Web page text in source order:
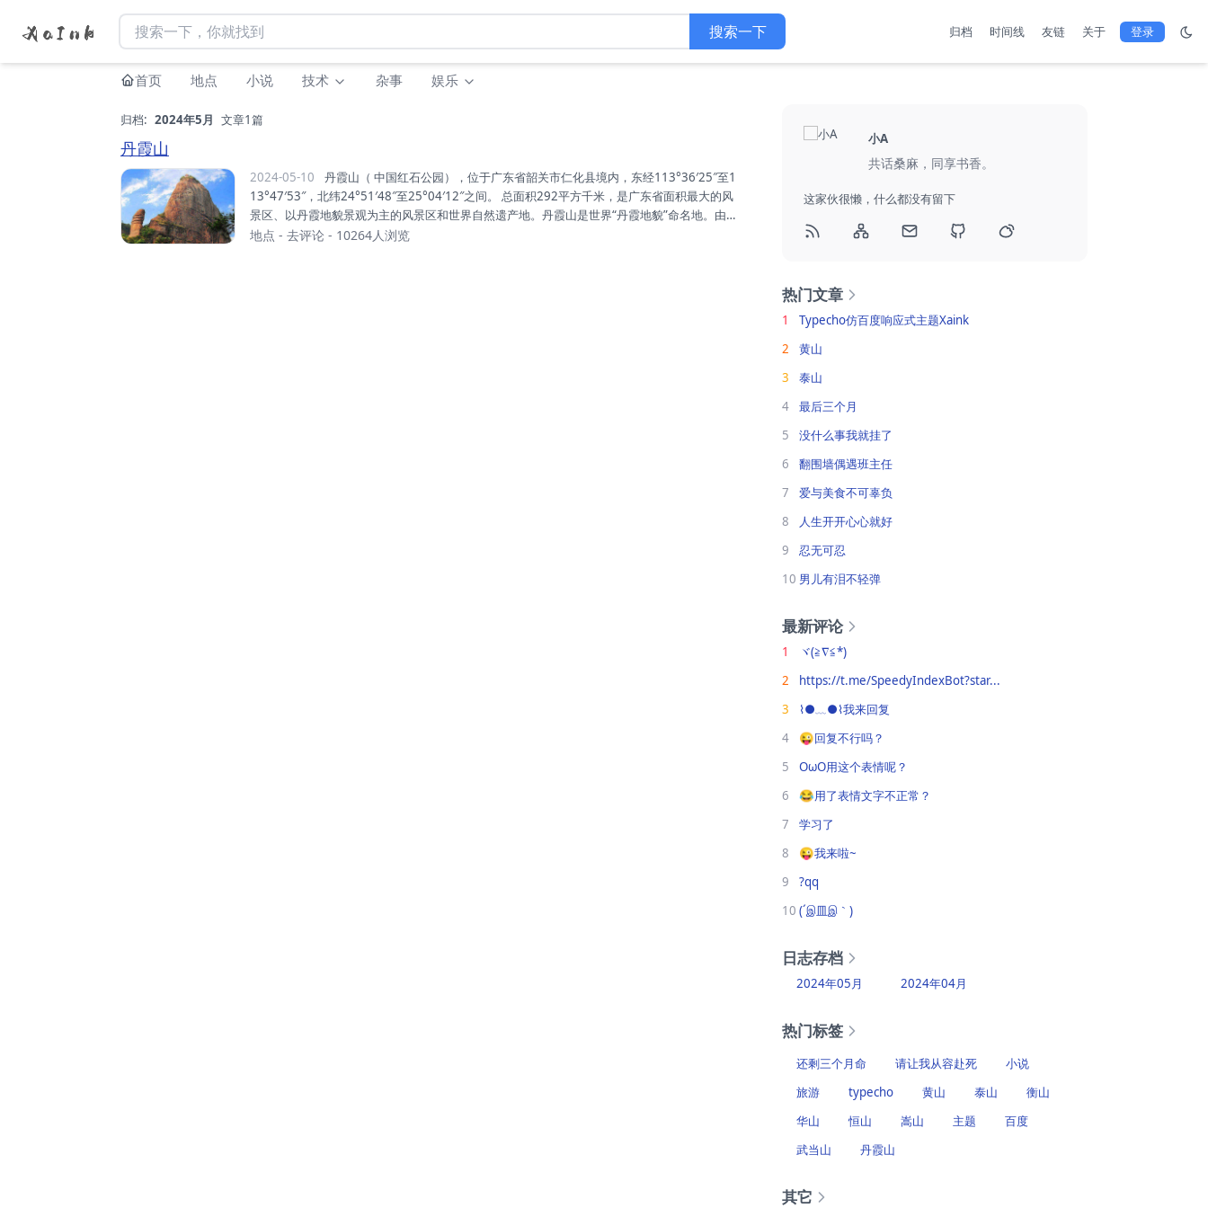
搜索一下 归档 时间线 友链 关于 登录
首页 地点 小说 技术 杂事 娱乐
归档: 2024年5月 文章1篇
丹霞山
2024-05-10
13°47′53″，北纬24°51′48″至25°04′12″之间。 总面积292平方千米，是广东省面积最大的风
景区、以丹霞地貌景观为主的风景区和世界自然遗产地。丹霞山是世界“丹霞地貌”命名地。由6
80多座顶平、身陡、麓缓的红色砂砾岩石构成，“色如渥丹，灿若明霞”，以赤壁丹崖为特色。
地点 - 去评论 - 10264人浏览
小A
共话桑麻，同享书香。
这家伙很懒，什么都没有留下
热门文章
1
Typecho仿百度响应式主题Xaink
2
黄山
3
泰山
4
最后三个月
5
没什么事我就挂了
6
翻围墙偶遇班主任
7
爱与美食不可辜负
8
人生开开心心就好
9
忍无可忍
10 男儿有泪不轻弹
最新评论
1
ヾ(≧∇≦*)ゝ
2
https://t.me/SpeedyIndexBot?star...
3
⌇●﹏●⌇我来回复
4
😜回复不行吗？
5
OωO用这个表情呢？
6
😂用了表情文字不正常？
7
学习了
8
😜我来啦~
9
?qq
10 (´இ皿இ｀)
日志存档
2024年05月 2024年04月
热门标签
还剩三个月命 请让我从容赴死
小说
旅游
typecho 黄山 泰山
衡山
华山
恒山 嵩山 主题
百度
武当山
丹霞山
其它